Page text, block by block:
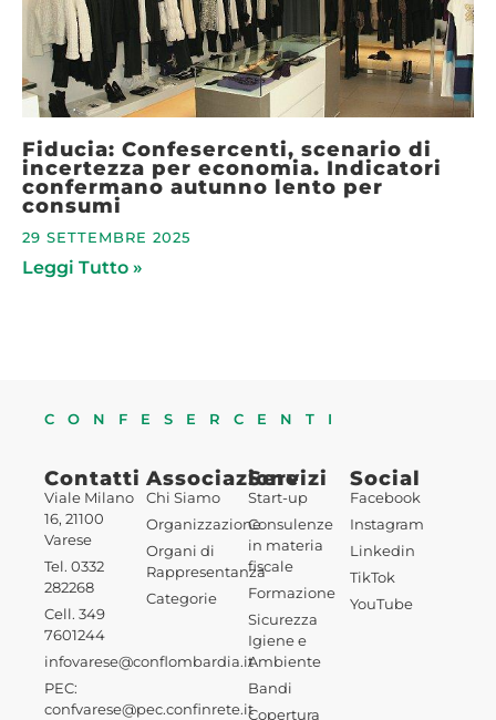
Fiducia: Confesercenti, scenario di
incertezza per economia. Indicatori
confermano autunno lento per
consumi
29 SETTEMBRE 2025
Leggi Tutto »
CONFESERCENTI
Contatti
Viale Milano
16, 21100
Varese
Tel. 0332
282268
Cell. 349
7601244
infovarese@conflombardia.it
PEC:
confvarese@pec.confinrete.it
Associazione
Chi Siamo
Organizzazione
Organi di
Rappresentanza
Categorie
Servizi
Start-up
Consulenze
in materia
fiscale
Formazione
Sicurezza
Igiene e
Ambiente
Bandi
Copertura
Social
Facebook
Instagram
Linkedin
TikTok
YouTube